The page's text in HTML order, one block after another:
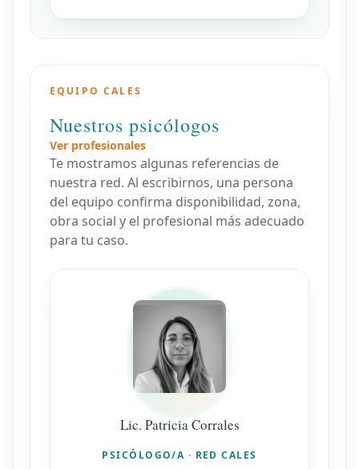
EQUIPO CALES
Nuestros psicólogos
Ver profesionales
Te mostramos algunas referencias de
nuestra red. Al escribirnos, una persona
del equipo confirma disponibilidad, zona,
obra social y el profesional más adecuado
para tu caso.
Lic. Patricia Corrales
PSICÓLOGO/A · RED CALES